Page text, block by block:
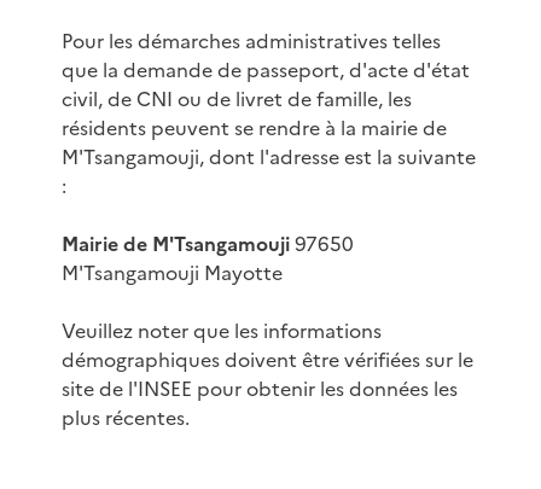
Pour les démarches administratives telles
que la demande de passeport, d'acte d'état
civil, de CNI ou de livret de famille, les
résidents peuvent se rendre à la mairie de
M'Tsangamouji, dont l'adresse est la suivante
:
Mairie de M'Tsangamouji97650
M'Tsangamouji Mayotte
Veuillez noter que les informations
démographiques doivent être vérifiées sur le
site de l'INSEE pour obtenir les données les
plus récentes.